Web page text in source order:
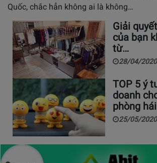
Quốc, chắc hẳn không ai là không…
Giải
của bạn
từ…
28/04/2020
TOP 5 ý
doanh
phòng
25/05/2020